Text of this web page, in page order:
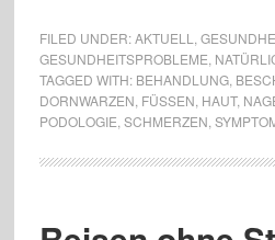
FILED UNDER:AKTUELL
GESUNDHEITSPROBLEME
TAGGED WITH: BEHANDLUNG,
DORNWARZEN FÜSSEN HAUT,
PODOLOGIE SCHMERZEN